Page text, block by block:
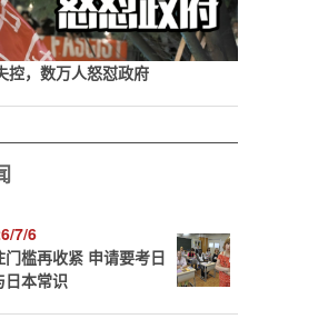
控，数万人怒怼政府
7/6
门槛再收紧 申请要考日
日本常识